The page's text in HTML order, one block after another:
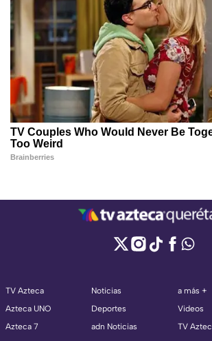
TV Azteca
Azteca UNO
Azteca 7
Noticias
Deportes
adn Noticias
a más +
Videos
TV